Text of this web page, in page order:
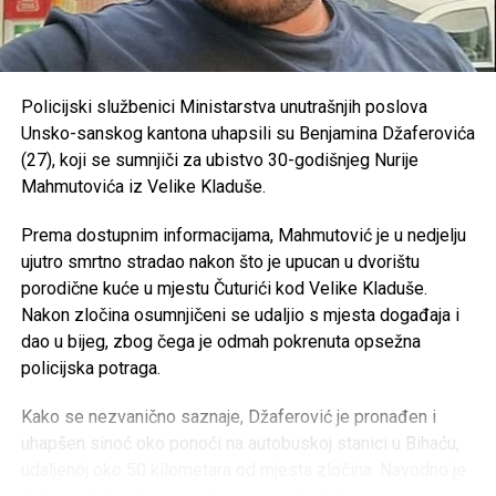
Konjički klub “Potkovica” –50.000 KM
RK “Sana 7” –
OKK “Sana” –25.000 KM
SPD “Mulež” –15.000 KM
SRD “Devet rijeka” –15.000 KM
AK “Sana” –10.000 KM
Fitness klub “Sana” –8.000 KM
Judo klub “Sanski Most” – 7.500 KM
Karate klub “Hurije” –
Ronilački klub “Vir” –5.000 KM
OVDJE možete vidjeti kolike plate imaju zaposleni u
javnom sektoru
https://antikorupcijausk.ba/V2/registar-zaposlenih-u-
javnom-sektoru/
Share Post
Tweet Share
Mail
Policijski službenici Ministarstva unutrašnjih poslova
Unsko-sanskog kantona uhapsili su Benjamina Džaferovića
(27), koji se sumnjiči za ubistvo 30-godišnjeg Nurije
Mahmutovića iz Velike Kladuše.
Prema dostupnim informacijama, Mahmutović je u nedjelju
ujutro smrtno stradao nakon što je upucan u dvorištu
porodične kuće u mjestu Čuturići kod Velike Kladuše.
Nakon zločina osumnjičeni se udaljio s mjesta događaja i
dao u bijeg, zbog čega je odmah pokrenuta opsežna
policijska potraga.
Kako se nezvanično saznaje, Džaferović je pronađen i
uhapšen sinoć oko ponoći na autobuskoj stanici u Bihaću,